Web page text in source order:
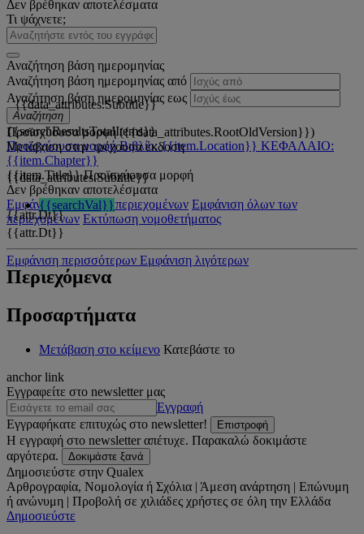
Δεν βρέθηκαν αποτελέσματα
Τι ψάχνετε;
Αναζήτηση βάση ημερομηνίας
Αναζήτηση βάση ημερομηνίας από
Αναζήτηση βάση ημερομηνίας εως
Αναζήτηση
{{searchResultsTotalItems}}
Προϊσχύουσα μορφή Βιβλίο: {{item.Location}} ΚΕΦΑΛΑΙΟ:
{{item.Chapter}}
{{item.Title}} Προϊσχύουσα μορφή
Δεν βρέθηκαν αποτελέσματα
Εμφάνιση όλων των περιεχομένων Εμφάνιση όλων των
περιεχομένων Εκτύπωση νομοθετήματος
{{data_attributes.Subtitle}}
Προϊσχύουσα μορφή ({{data_attributes.RootOldVersion}})
Μετάβαση στην τρέχουσα έκδοση
{{data_attributes.Subtitle}}
{{searchVal}}
{{attr.Dt}}
Εμφάνιση περισσότερων Εμφάνιση λιγότερων
{{attr.Dt}}
Περιεχόμενα
Προσαρτήματα
Μετάβαση στο κείμενο Κατεβάστε το
anchor link
Εγγραφείτε στο newsletter μας
Εγγραφή
Εγγραφήκατε επιτυχώς στο newsletter!
Επιστροφή
Η εγγραφή στο newsletter απέτυχε. Παρακαλώ δοκιμάστε
αργότερα.
Δοκιμάστε ξανά
Δημοσιεύστε στην Qualex
Αρθρογραφία, Νομολογία ή Σχόλια | Άμεση ανάρτηση | Επώνυμη
ή ανώνυμη | Προβολή σε χιλιάδες χρήστες σε όλη την Ελλάδα
Δημοσιεύστε